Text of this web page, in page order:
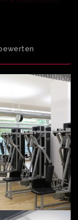
Deutschland